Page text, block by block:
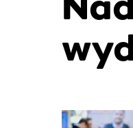
Ta sekcja